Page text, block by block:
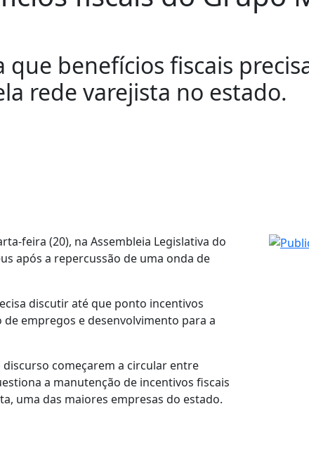
benefícios fiscais
rede varejista no estado.
feira (20), na Assembleia Legislativa do
após a repercussão de uma onda de
discutir até que ponto incentivos
empregos e desenvolvimento para a
começarem a circular entre
a manutenção de incentivos fiscais
uma das maiores empresas do estado.